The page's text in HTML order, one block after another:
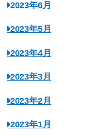
2023年6月
2023年5月
2023年4月
2023年3月
2023年2月
2023年1月